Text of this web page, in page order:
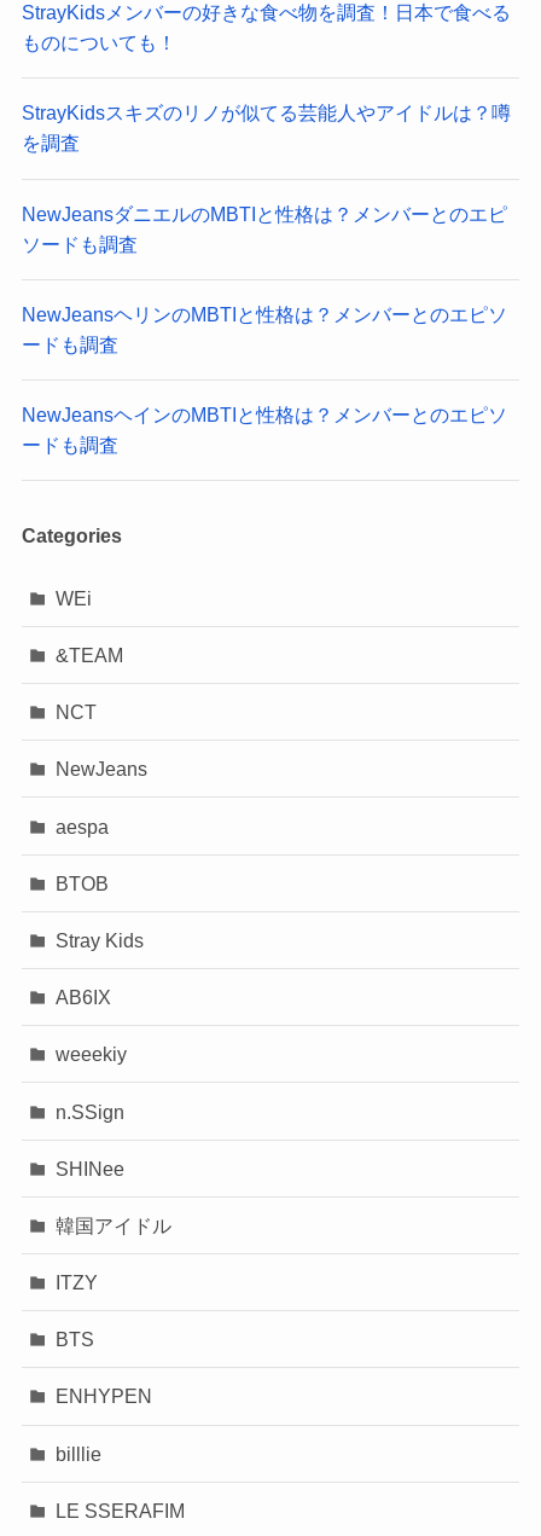
StrayKidsメンバーの好きな食べ物を調査！日本で食べる
ものについても！
StrayKidsスキズのリノが似てる芸能人やアイドルは？噂
を調査
NewJeansダニエルのMBTIと性格は？メンバーとのエピ
ソードも調査
NewJeansヘリンのMBTIと性格は？メンバーとのエピソ
ードも調査
NewJeansヘインのMBTIと性格は？メンバーとのエピソ
ードも調査
Categories
WEi
&TEAM
NCT
NewJeans
aespa
BTOB
Stray Kids
AB6IX
weeekiy
n.SSign
SHINee
韓国アイドル
ITZY
BTS
ENHYPEN
billlie
LE SSERAFIM